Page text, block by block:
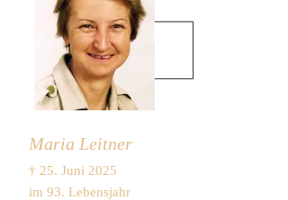
im 93. Lebensjahr
† 25. Juni 2025
Maria Leitner